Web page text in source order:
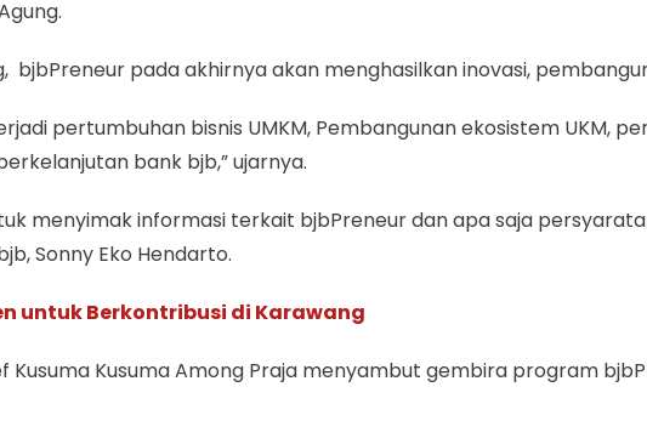
pada akhirnya akan menghasilkan inovasi,
pertumbuhan bisnis UMKM, Pembangunan ekosistem UKM,
bank bjb,” ujarnya.
menyimak informasi terkait bjbPreneur dan apa saja
Sonny Eko Hendarto.
untuk Berkontribusi di Karawang
Kusuma Kusuma Among Praja menyambut gembira program